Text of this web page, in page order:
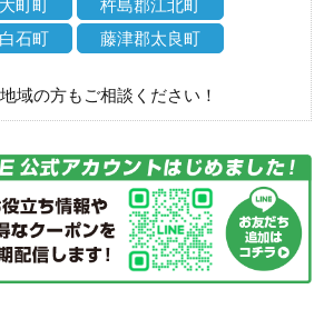
町町
杵島郡江北町
石町
藤津郡太良町
域の方もご相談ください！